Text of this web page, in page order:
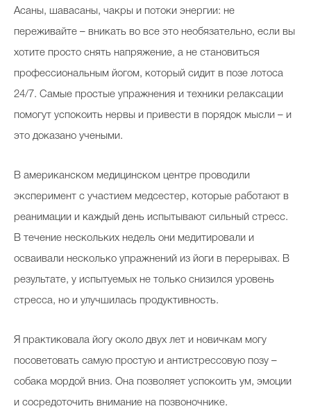
Асаны, шавасаны, чакры и потоки энергии: не
переживайте – вникать во все это необязательно, если вы
хотите просто снять напряжение, а не становиться
профессиональным йогом, который сидит в позе лотоса
24/7. Самые простые упражнения и техники релаксации
помогут успокоить нервы и привести в порядок мысли – и
это доказано учеными.
В американском медицинском центре проводили
эксперимент с участием медсестер, которые работают в
реанимации и каждый день испытывают сильный стресс.
В течение нескольких недель они медитировали и
осваивали несколько упражнений из йоги в перерывах. В
результате, у испытуемых не только снизился уровень
стресса, но и улучшилась продуктивность.
Я практиковала йогу около двух лет и новичкам могу
посоветовать самую простую и антистрессовую позу –
собака мордой вниз. Она позволяет успокоить ум, эмоции
и сосредоточить внимание на позвоночнике.